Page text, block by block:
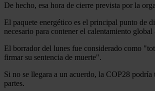
De hecho, esa hora de cierre prevista por la
El paquete energético es el principal punto de
necesario para contener el calentamiento
El borrador del lunes fue considerado como
firmar su sentencia de muerte".
Si no se llegara a un acuerdo, la COP28
partes.